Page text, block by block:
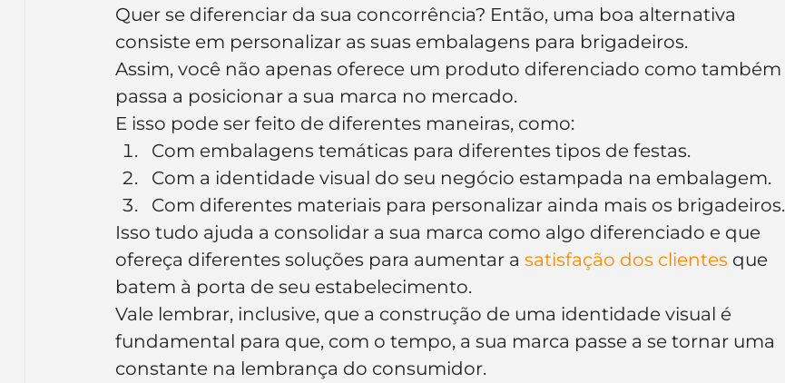
Quer se diferenciar da sua concorrência? Então, uma boa alternativa
consiste em personalizar as suas embalagens para brigadeiros.
Assim, você não apenas oferece um produto diferenciado como também
passa a posicionar a sua marca no mercado.
E isso pode ser feito de diferentes maneiras, como:
Com embalagens temáticas para diferentes tipos de festas.
Com a identidade visual do seu negócio estampada na embalagem.
Com diferentes materiais para personalizar ainda mais os brigadeiros.
Isso tudo ajuda a consolidar a sua marca como algo diferenciado e que
ofereça diferentes soluções para aumentar a satisfação dos clientes que
batem à porta de seu estabelecimento.
Vale lembrar, inclusive, que a construção de uma identidade visual é
fundamental para que, com o tempo, a sua marca passe a se tornar uma
constante na lembrança do consumidor.